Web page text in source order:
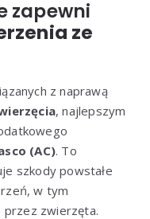
zapewni
ze
z naprawą
, najlepszym
(AC). To
szkody powstałe
w tym
przez zwierzęta.